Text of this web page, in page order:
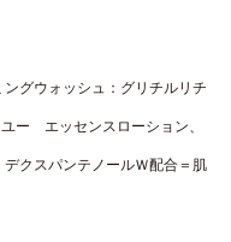
グウォッシュ：グリチルリチ
ー エッセンスローション、
クスパンテノールＷ配合＝肌